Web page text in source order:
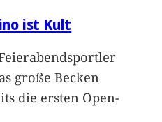
ist Kult
große Becken
die ersten Open-